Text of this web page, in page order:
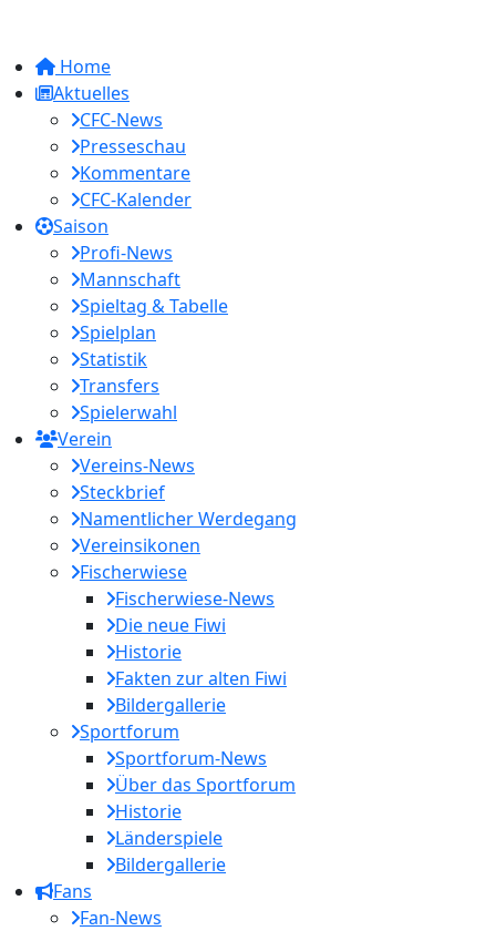
Home
Aktuelles
CFC-News
Presseschau
Kommentare
CFC-Kalender
Saison
Profi-News
Mannschaft
Spieltag & Tabelle
Spielplan
Statistik
Transfers
Spielerwahl
Verein
Vereins-News
Steckbrief
Namentlicher Werdegang
Vereinsikonen
Fischerwiese
Fischerwiese-News
Die neue Fiwi
Historie
Fakten zur alten Fiwi
Bildergallerie
Sportforum
Sportforum-News
Über das Sportforum
Historie
Länderspiele
Bildergallerie
Fans
Fan-News